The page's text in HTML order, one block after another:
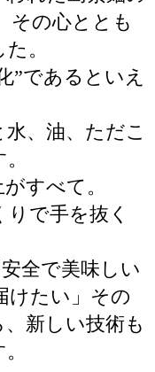
その心ととも
。
”であるといえ
、油、ただこ
すべて。
で手を抜く
全で美味しい
けたい」その
新しい技術も